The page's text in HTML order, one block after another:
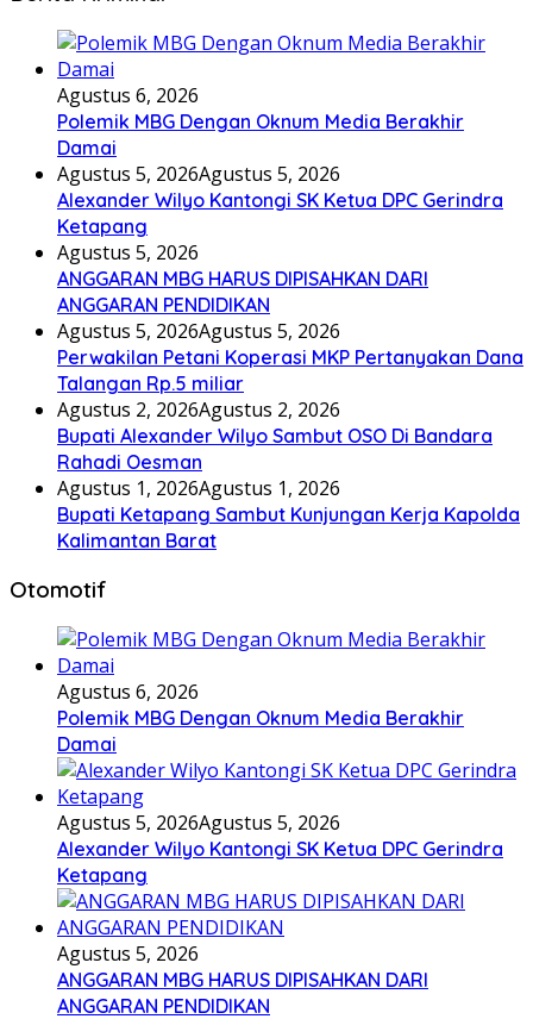
Agustus 6, 2026
Polemik MBG Dengan Oknum Media Berakhir
Damai
Agustus 5, 2026Agustus 5, 2026
Alexander Wilyo Kantongi SK Ketua DPC Gerindra
Ketapang
Agustus 5, 2026
ANGGARAN MBG HARUS DIPISAHKAN DARI
ANGGARAN PENDIDIKAN
Agustus 5, 2026Agustus 5, 2026
Perwakilan Petani Koperasi MKP Pertanyakan Dana
Talangan Rp.5 miliar
Agustus 2, 2026Agustus 2, 2026
Bupati Alexander Wilyo Sambut OSO Di Bandara
Rahadi Oesman
Agustus 1, 2026Agustus 1, 2026
Bupati Ketapang Sambut Kunjungan Kerja Kapolda
Kalimantan Barat
Otomotif
Agustus 6, 2026
Polemik MBG Dengan Oknum Media Berakhir
Damai
Agustus 5, 2026Agustus 5, 2026
Alexander Wilyo Kantongi SK Ketua DPC Gerindra
Ketapang
Agustus 5, 2026
ANGGARAN MBG HARUS DIPISAHKAN DARI
ANGGARAN PENDIDIKAN